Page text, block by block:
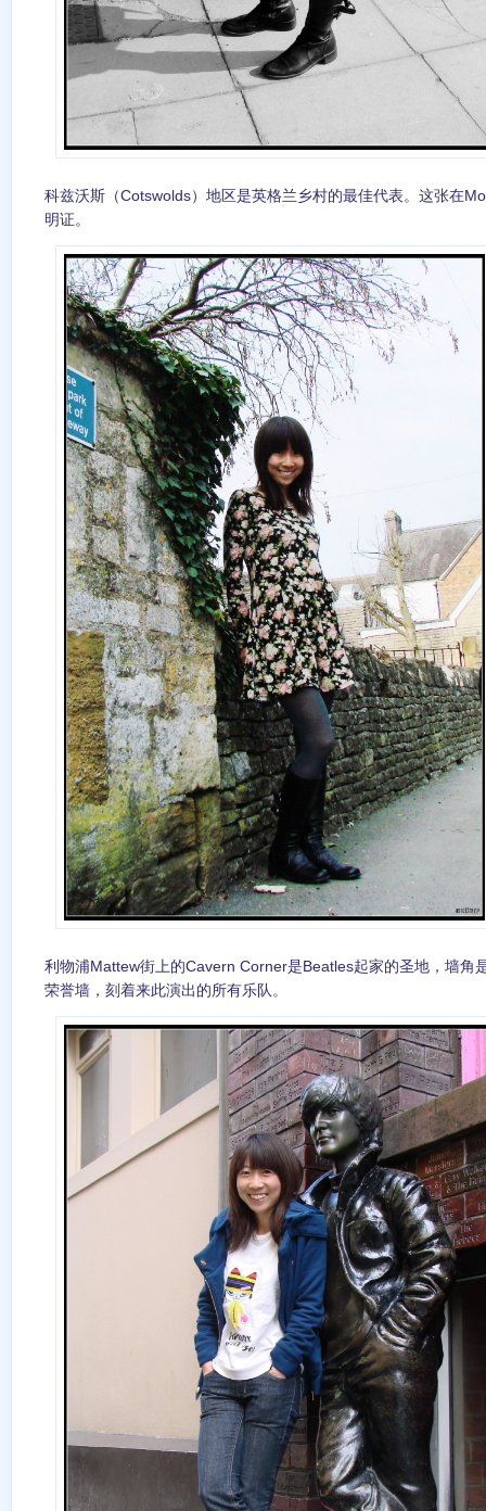
科兹沃斯（Cotswolds）地区是英格兰乡村的最佳代表。这张在
明证。
利物浦Mattew街上的Cavern Corner是Beatles起家的圣地，墙角
荣誉墙，刻着来此演出的所有乐队。